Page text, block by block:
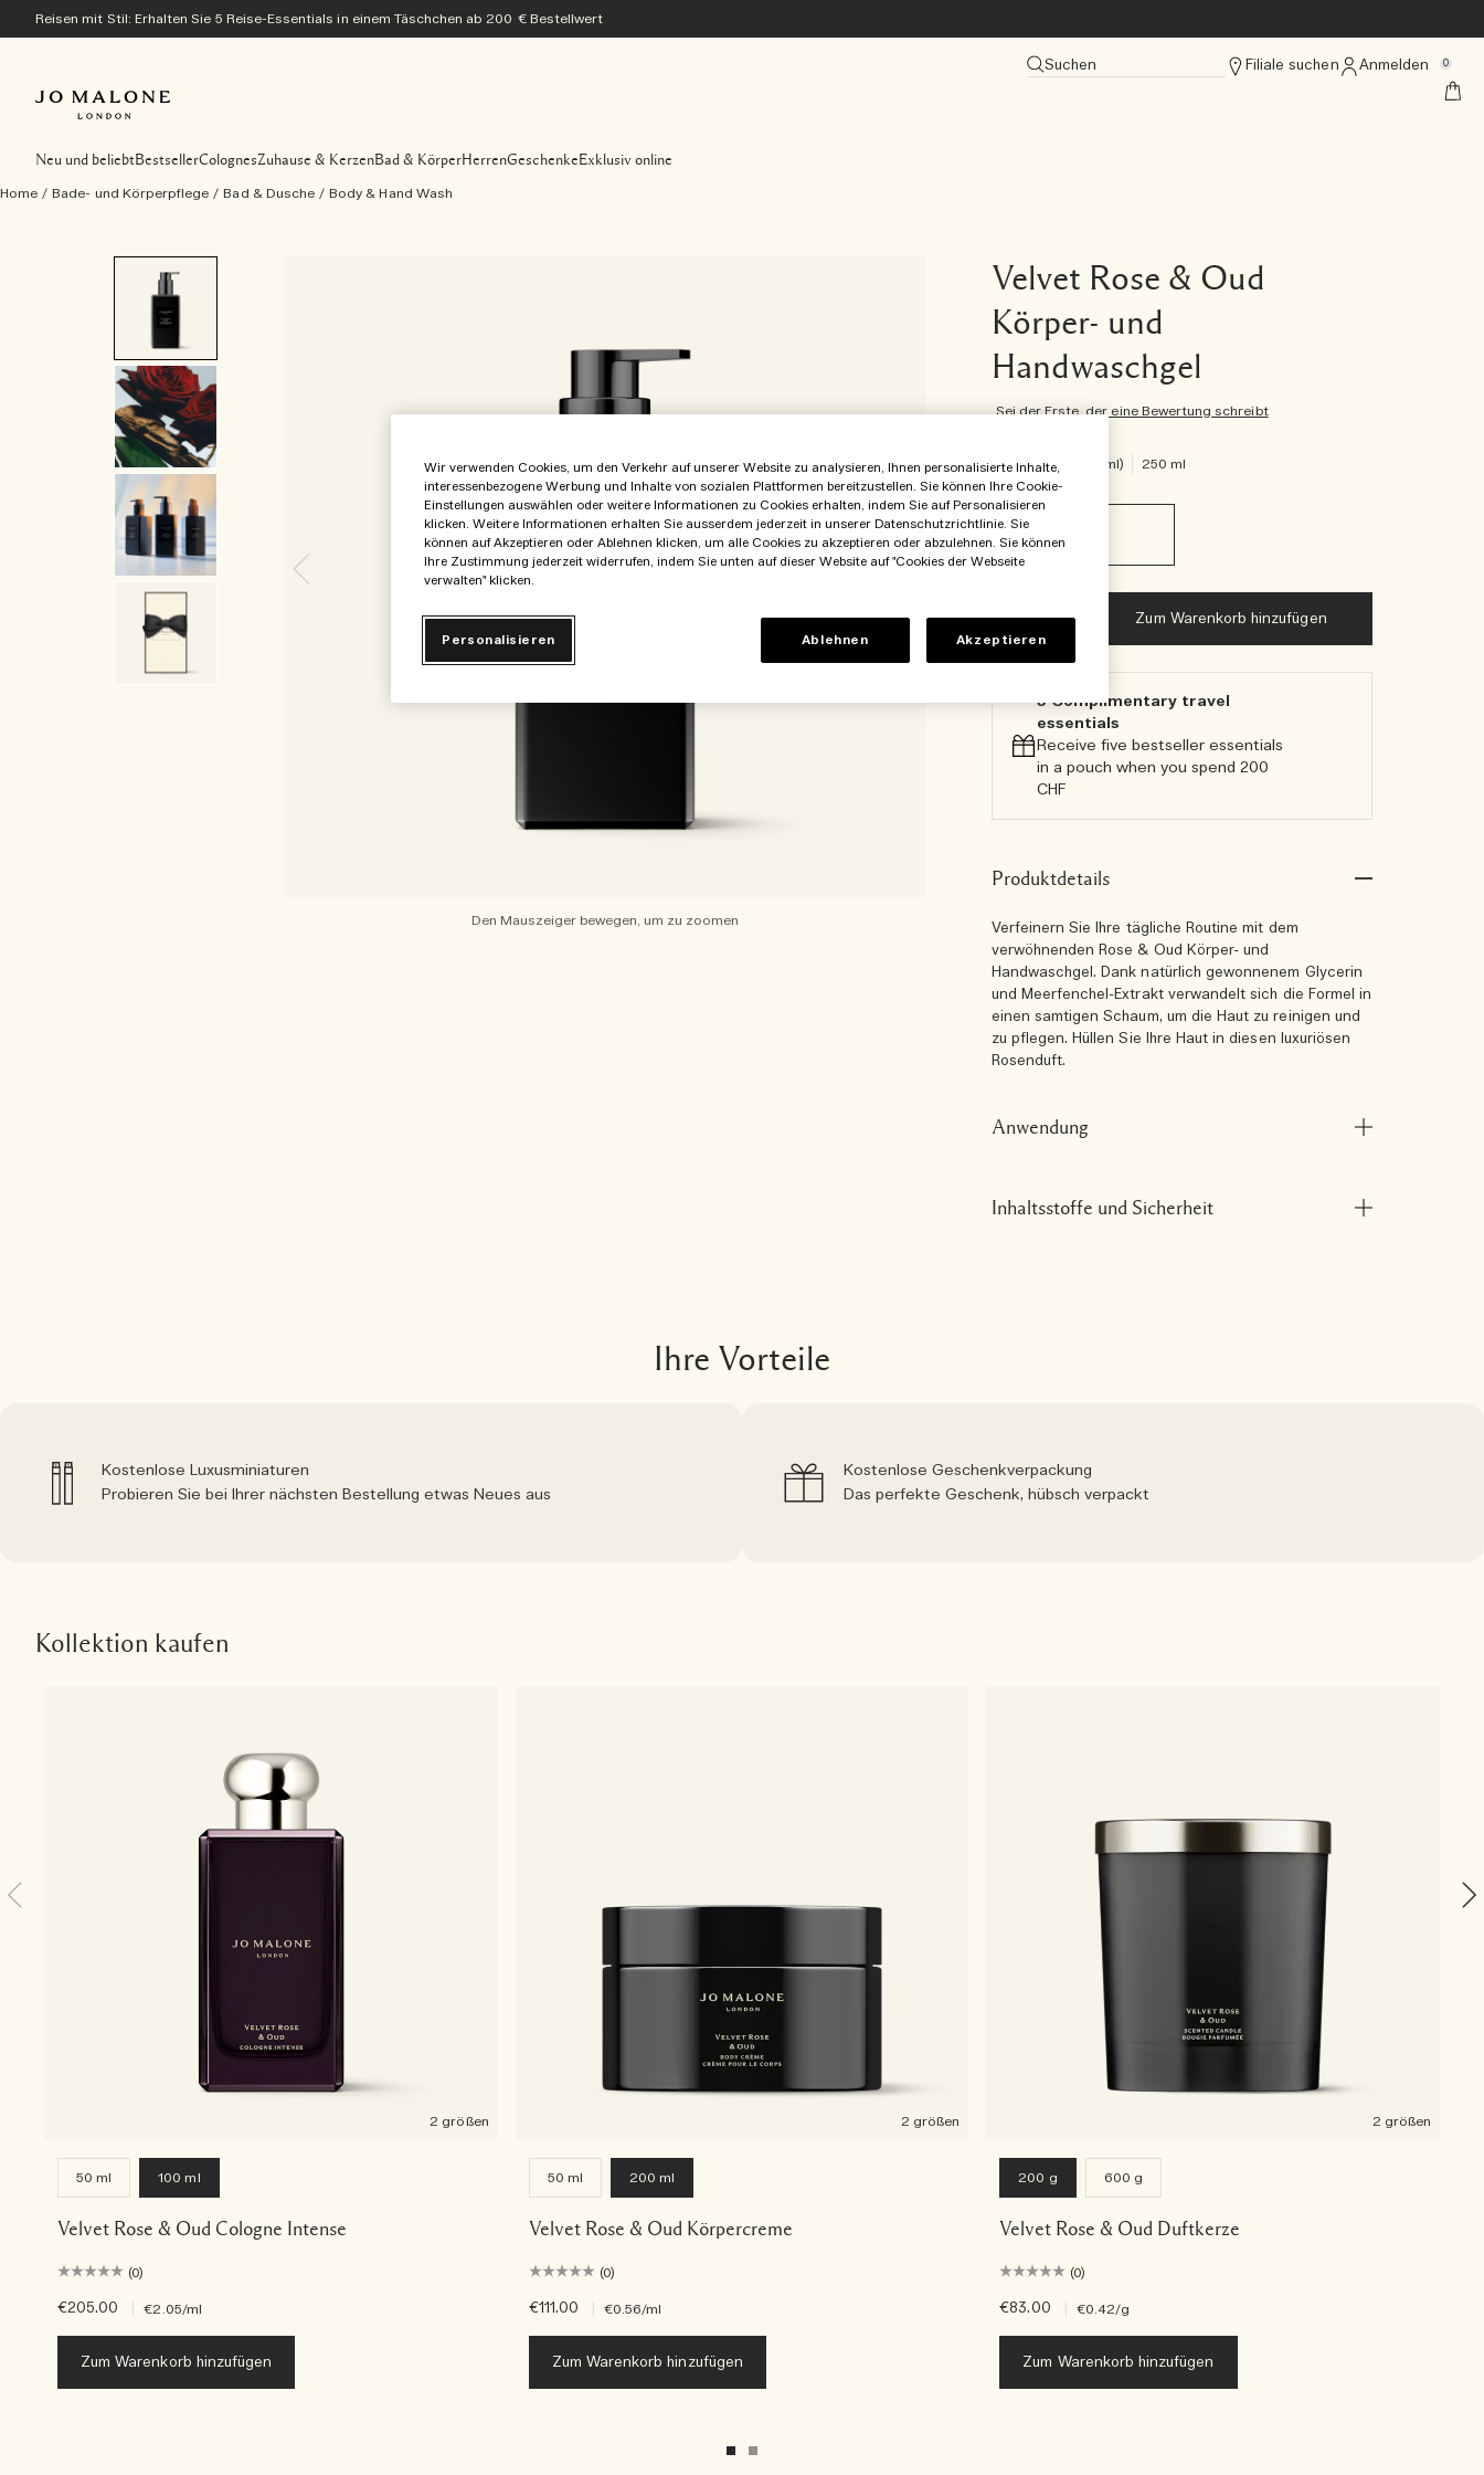
Reisen mit Stil: Erhalten Sie 5 Reise-Essentials in einem Täschchen ab 200 € Bestellwert
Suchen Filiale suchen Anmelden 0
Neu und beliebtBestsellerColognesZuhause & KerzenBad & KörperHerrenGeschenke Exklusiv online
Home / Bade- und Körperpflege / Bad & Dusche / Body & Hand Wash
Velvet Rose & Oud
Körper- und
Handwaschgel
Sei der Erste, der eine Bewertung schreibt
Den Mauszeiger bewegen, um zu zoomen
€63.00 /ml 250 ml
250 ml
€63.00
Zum Warenkorb hinzufügen
5 Complimentary travel
essentials​
Receive five bestseller essentials
in a pouch when you spend 200
CHF
Produktdetails
Verfeinern Sie Ihre tägliche Routine mit dem
verwöhnenden Rose & Oud Körper- und
Handwaschgel. Dank natürlich gewonnenem Glycerin
und Meerfenchel-Extrakt verwandelt sich die Formel in
einen samtigen Schaum, um die Haut zu reinigen und
zu pflegen. Hüllen Sie Ihre Haut in diesen luxuriösen
Rosenduft.
Anwendung
Inhaltsstoffe und Sicherheit
Ihre Vorteile
Kostenlose Luxusminiaturen
Probieren Sie bei Ihrer nächsten Bestellung etwas Neues aus
Kostenlose Geschenkverpackung
Das perfekte Geschenk, hübsch verpackt
Kollektion kaufen
2 größen
50 ml 100 ml
Velvet Rose & Oud Cologne Intense
(0)
€205.00 €2.05/ml
Zum Warenkorb hinzufügen
2 größen
50 ml 200 ml
Velvet Rose & Oud Körpercreme
(0)
€111.00 €0.56/ml
Zum Warenkorb hinzufügen
2 größen
200 g 600 g
Velvet Rose & Oud Duftkerze
(0)
€83.00 €0.42/g
Zum Warenkorb hinzufügen
Wir verwenden Cookies, um den Verkehr auf unserer Website zu analysieren, Ihnen personalisierte Inhalte,
interessenbezogene Werbung und Inhalte von sozialen Plattformen bereitzustellen. Sie können Ihre Cookie-
Einstellungen auswählen oder weitere Informationen zu Cookies erhalten, indem Sie auf Personalisieren
klicken. Weitere Informationen erhalten Sie ausserdem jederzeit in unserer Datenschutzrichtlinie. Sie
können auf Akzeptieren oder Ablehnen klicken, um alle Cookies zu akzeptieren oder abzulehnen. Sie können
Ihre Zustimmung jederzeit widerrufen, indem Sie unten auf dieser Website auf "Cookies der Webseite
verwalten" klicken.
Personalisieren Ablehnen Akzeptieren